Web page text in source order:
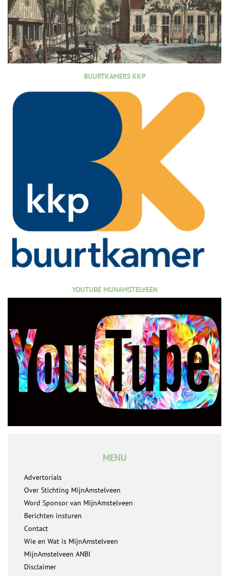
BUURTKAMERS KKP
YOUTUBE MIJNAMSTELVEEN
MENU
Advertorials
Over Stichting MijnAmstelveen
Word Sponsor van MijnAmstelveen
Berichten insturen
Contact
Wie en Wat is MijnAmstelveen
MijnAmstelveen ANBI
Disclaimer